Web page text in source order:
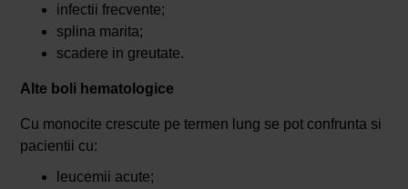
infectii frecvente;
splina marita;
scadere in greutate.
Alte boli hematologice
Cu monocite crescute pe termen lung se pot confrunta si
pacientii cu:
leucemii acute;